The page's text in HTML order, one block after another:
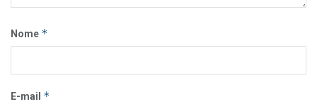
Nome *
E-mail *